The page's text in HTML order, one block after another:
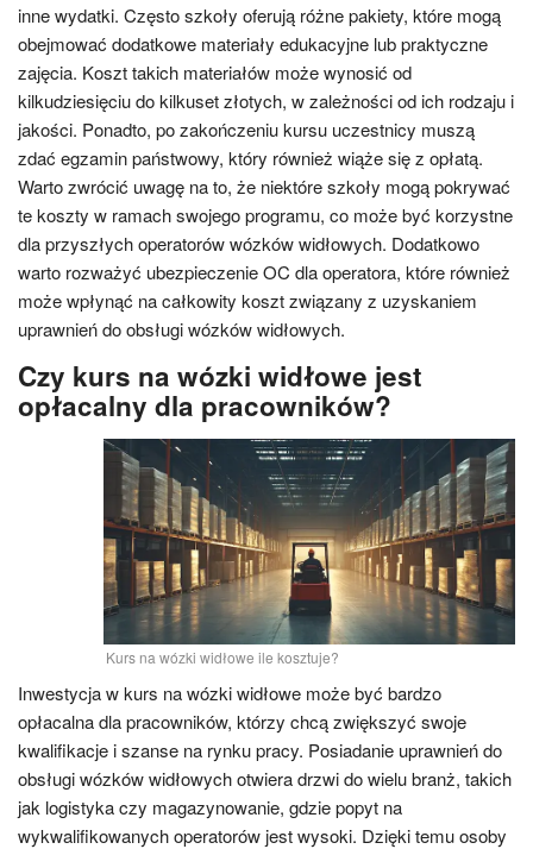
inne wydatki. Często szkoły oferują różne pakiety, które mogą
obejmować dodatkowe materiały edukacyjne lub praktyczne
zajęcia. Koszt takich materiałów może wynosić od
kilkudziesięciu do kilkuset złotych, w zależności od ich rodzaju i
jakości. Ponadto, po zakończeniu kursu uczestnicy muszą
zdać egzamin państwowy, który również wiąże się z opłatą.
Warto zwrócić uwagę na to, że niektóre szkoły mogą pokrywać
te koszty w ramach swojego programu, co może być korzystne
dla przyszłych operatorów wózków widłowych. Dodatkowo
warto rozważyć ubezpieczenie OC dla operatora, które również
może wpłynąć na całkowity koszt związany z uzyskaniem
uprawnień do obsługi wózków widłowych.
Czy kurs na wózki widłowe jest
opłacalny dla pracowników?
Kurs na wózki widłowe ile kosztuje?
Inwestycja w kurs na wózki widłowe może być bardzo
opłacalna dla pracowników, którzy chcą zwiększyć swoje
kwalifikacje i szanse na rynku pracy. Posiadanie uprawnień do
obsługi wózków widłowych otwiera drzwi do wielu branż, takich
jak logistyka czy magazynowanie, gdzie popyt na
wykwalifikowanych operatorów jest wysoki. Dzięki temu osoby